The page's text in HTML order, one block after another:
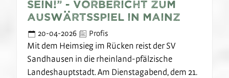
sein!" - Vorbericht zum
Auswärtsspiel in Mainz
20-04-2026 Profis
Mit dem Heimsieg im Rücken reist der SV
Sandhausen in die rheinland-pfälzische
Landeshauptstadt. Am Dienstagabend, dem 21.